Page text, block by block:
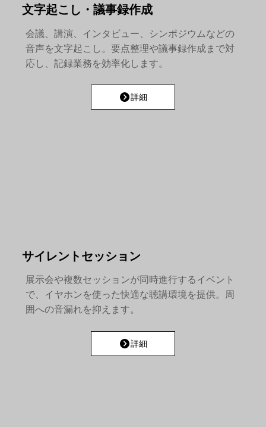
文字起こし・議事録作成
会議、講演、インタビュー、シンポジウムなどの
音声を文字起こし。要点整理や議事録作成まで対
応し、記録業務を効率化します。
詳細
サイレントセッション
展示会や複数セッションが同時進行するイベント
で、イヤホンを使った快適な聴講環境を提供。周
囲への音漏れを抑えます。
詳細